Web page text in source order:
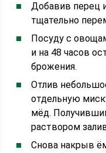
Добавив перец
тщательно
Посуду с
и на 48 часов
брожения.
Отлив
отдельную
мёд.
раствором
Снова накрыв